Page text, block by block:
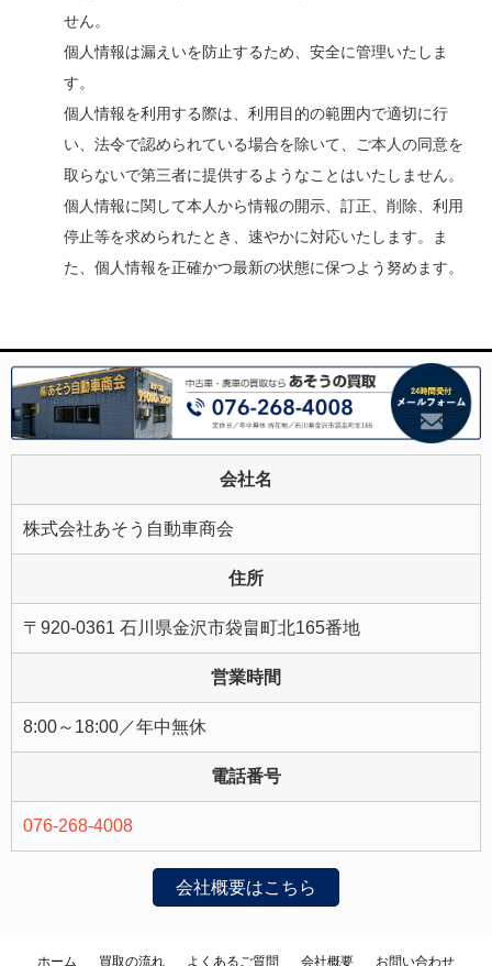
せん。
個人情報は漏えいを防止するため、安全に管理いたしま
す。
個人情報を利用する際は、利用目的の範囲内で適切に行
い、法令で認められている場合を除いて、ご本人の同意を
取らないで第三者に提供するようなことはいたしません。
個人情報に関して本人から情報の開示、訂正、削除、利用
停止等を求められたとき、速やかに対応いたします。ま
た、個人情報を正確かつ最新の状態に保つよう努めます。
会社名
株式会社あそう自動車商会
住所
〒920-0361 石川県金沢市袋畠町北165番地
営業時間
8:00～18:00／年中無休
電話番号
076-268-4008
会社概要はこちら
ホーム 買取の流れ よくあるご質問 会社概要 お問い合わせ